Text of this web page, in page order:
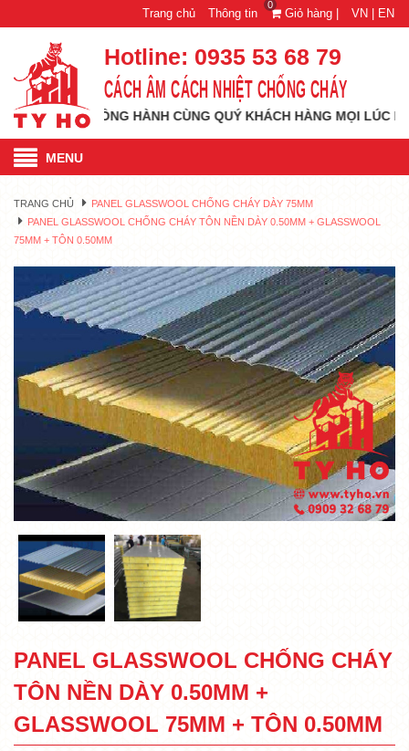
Trang chủ Thông tin
0
Giỏ hàng | VN | EN
Hotline: 0935 53 68 79
CÁCH ÂM CÁCH NHIỆT CHỐNG CHÁY
ĐỒNG HÀNH CÙNG QUÝ KHÁCH HÀNG MỌI LÚC MỌI NƠI!!!
MENU
TRANG CHỦ
PANEL GLASSWOOL CHỐNG CHÁY DÀY 75MM
PANEL GLASSWOOL CHỐNG CHÁY TÔN NỀN DÀY 0.50MM + GLASSWOOL
75MM + TÔN 0.50MM
PANEL GLASSWOOL CHỐNG CHÁY
TÔN NỀN DÀY 0.50MM +
GLASSWOOL 75MM + TÔN 0.50MM